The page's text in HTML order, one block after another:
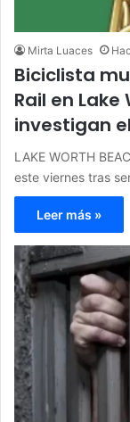
Mirta Luaces
Biciclista
Rail en
investigan
LAKE WORTH
este viernes tras
Leer más »